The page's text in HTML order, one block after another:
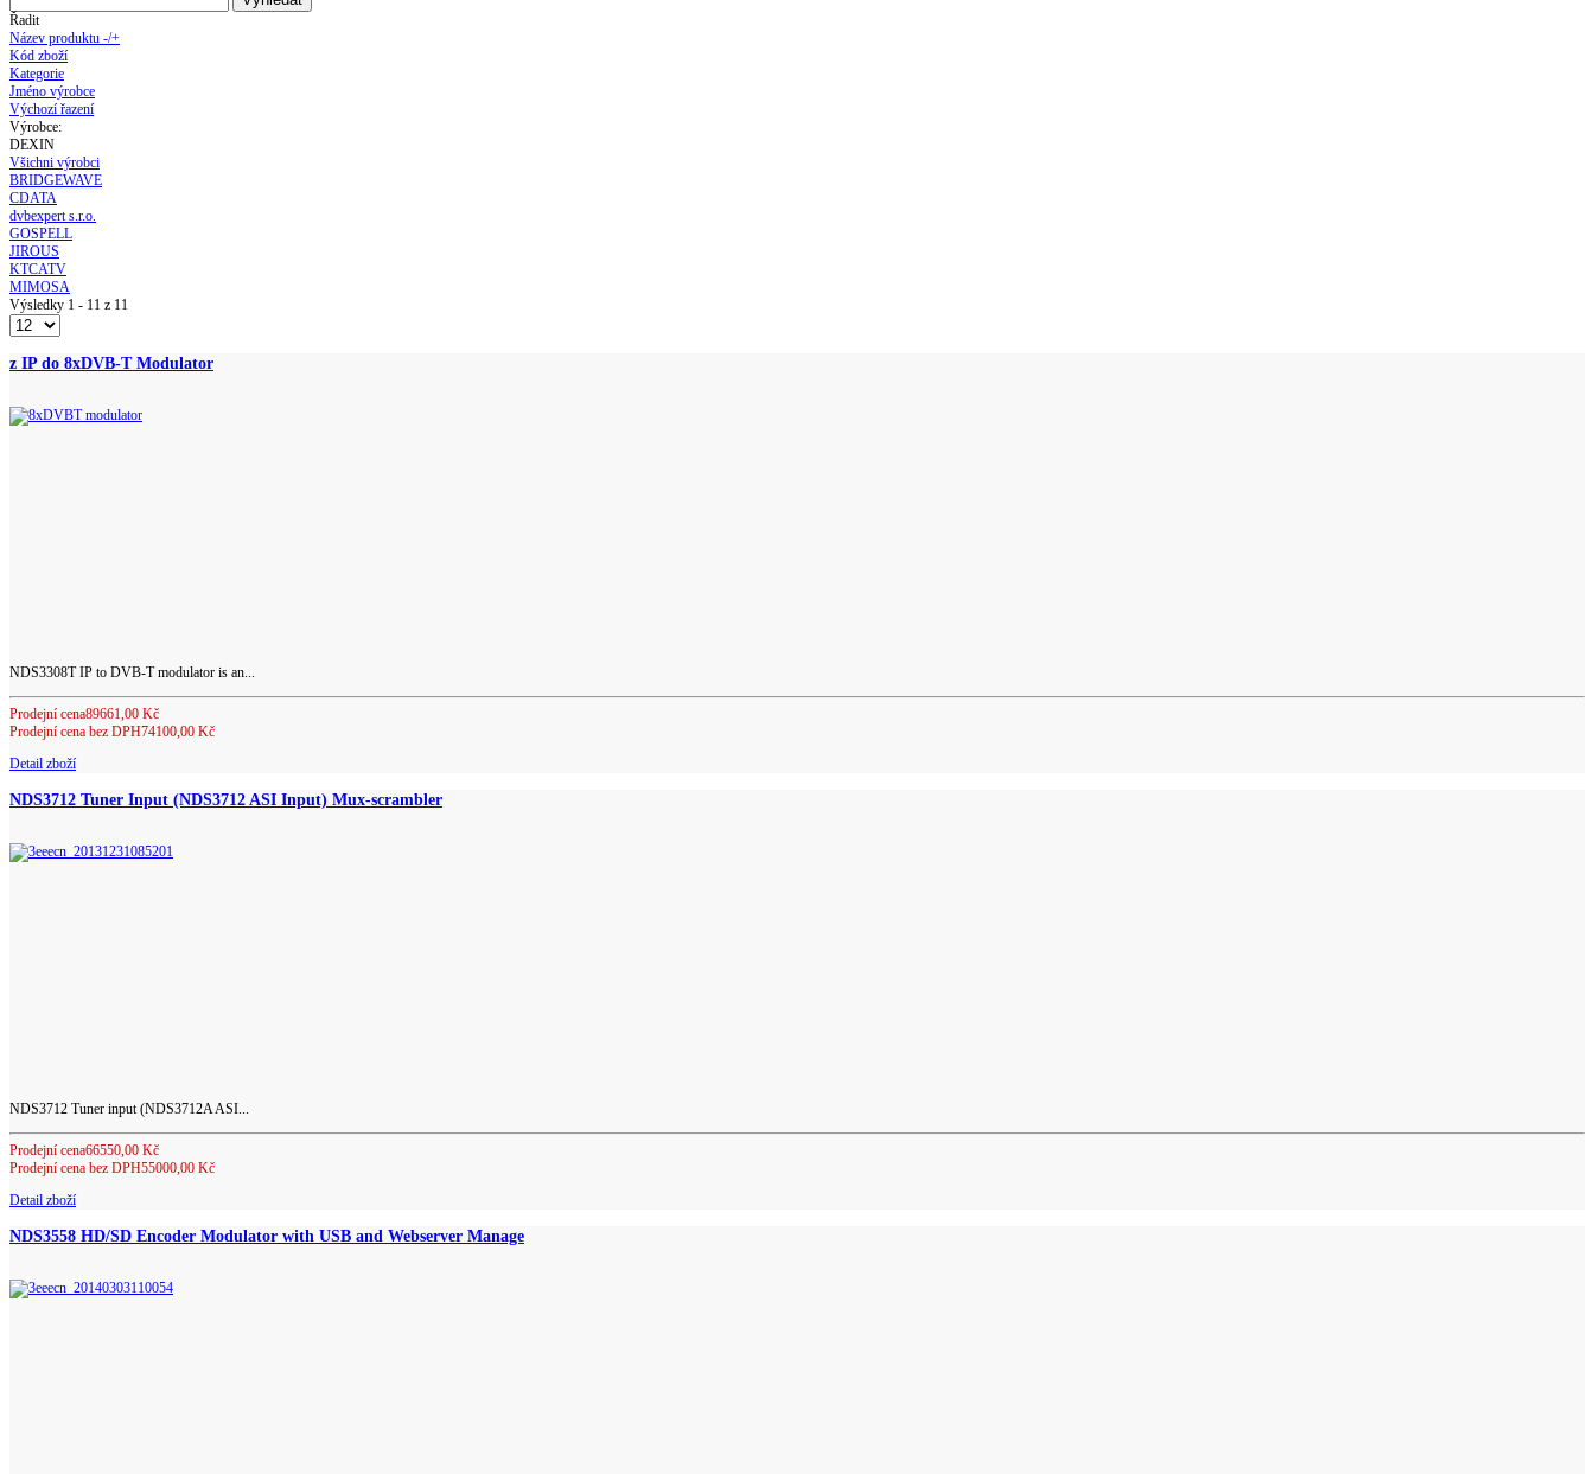
Řadit
Název produktu -/+
Kód zboží
Kategorie
Jméno výrobce
Výchozí řazení
Výrobce:
DEXIN
Všichni výrobci
BRIDGEWAVE
CDATA
dvbexpert s.r.o.
GOSPELL
JIROUS
KTCATV
MIMOSA
Výsledky 1 - 11 z 11
z IP do 8xDVB-T Modulator
NDS3308T IP to DVB-T modulator is an...
Prodejní cena89661,00 Kč
Prodejní cena bez DPH74100,00 Kč
Detail zboží
NDS3712 Tuner Input (NDS3712 ASI Input) Mux-scrambler
NDS3712 Tuner input (NDS3712A ASI...
Prodejní cena66550,00 Kč
Prodejní cena bez DPH55000,00 Kč
Detail zboží
NDS3558 HD/SD Encoder Modulator with USB and Webserver Manage